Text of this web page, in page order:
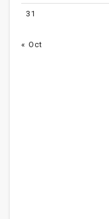
31
« Oct